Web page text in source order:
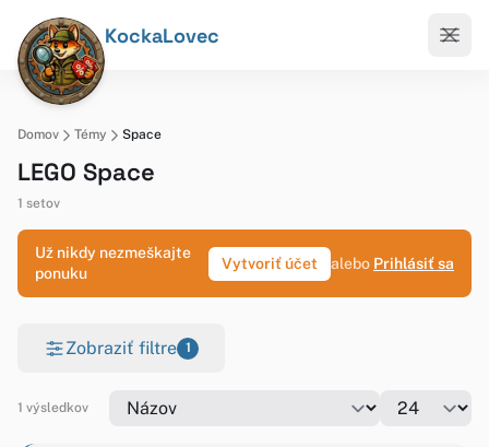
KockaLovec
Domov Témy Space
LEGO Space
1 setov
Už nikdy nezmeškajte
ponuku
Vytvoriť účet alebo Prihlásiť sa
Zobraziť filtre 1
1 výsledkov